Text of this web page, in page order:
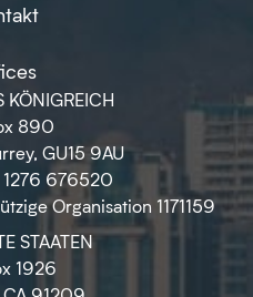
KÖNIGREICH
890
GU15 9AU
676520
Organisation 1171159
STAATEN
1926